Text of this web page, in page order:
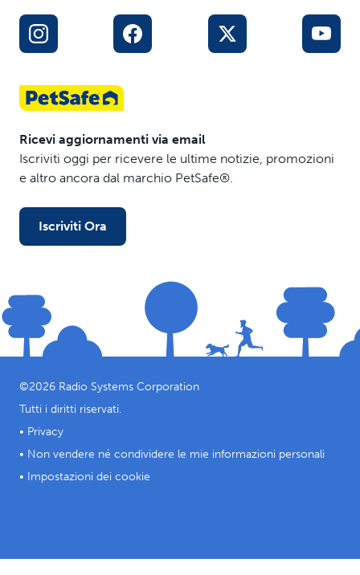
Ricevi aggiornamenti via email
Iscriviti oggi per ricevere le ultime notizie, promozioni
e altro ancora dal marchio PetSafe®.
Iscriviti Ora
©2026 Radio Systems Corporation
Tutti i diritti riservati.
• Privacy
• Non vendere né condividere le mie informazioni personali
• Impostazioni dei cookie